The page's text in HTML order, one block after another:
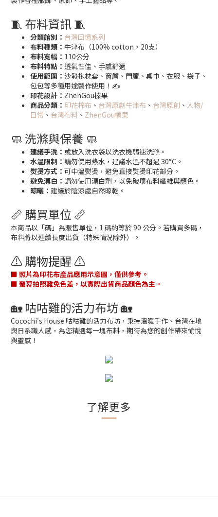
🧵 布料資訊 🧵
分類館別： 台灣回憶系列
布料種類： 牛津布（100% cotton，20支）
布料寬幅： 110公分
布料特點： 透氣性佳、手感舒適
使用範圍： 沙發抱枕套、窗簾、門簾、桌巾、衣服、袋子、
包包等多種用途製作使用！✍️
印花設計： ZhenGou榛果
商品分類： 印花棉布 、 台灣原創牛津布 、 台灣原創 、 人物/
日常 、 台灣布料 、 ZhenGou榛果
🧼 洗滌與保養 🧼
建議手洗： 或放入洗衣袋以洗衣機弱速洗滌。
水溫限制： 請勿使用熱水，建議水溫不超過 30°C。
熨燙方式： 可中溫熨燙，避免直接熨燙印花部分。
避免漂白： 請勿使用漂白劑，以免破壞布料纖維與顏色。
晾曬： 建議於陰涼處自然晾乾。
📏 購買單位 📏
本商品以「碼 」為販售單位，1 碼約等於 90 公分。若購買多碼，
布料將以連續長度出貨（特殊情況除外）。
⚠️ 購物提醒 ⚠️
■ 照片為印花布產品應用示意圖，僅供參考。
■ 螢幕拍照難免色差，以實際出貨商品顏色為主。
🏡 咕咕雞的活力布坊 🏡
Cocochi's House 咕咕雞的活力布坊，秉持溫暖手作、台灣在地
與日系職人感，為您精選每一塊布料，期待為您的創作帶來愉悅
與靈感！
了解更多